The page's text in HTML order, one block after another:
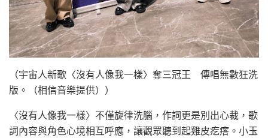
（宇宙人新歌〈沒有人像我一樣〉奪三冠王 傳唱無數狂洗
版。（相信音樂提供））
〈沒有人像我一樣〉不僅旋律洗腦，作詞更是別出心裁，歌
詞內容與角色心境相互呼應，讓觀眾聽到起雞皮疙瘩。小玉